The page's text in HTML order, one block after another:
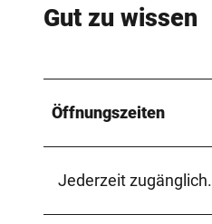
Gut zu wissen
Öffnungszeiten
Jederzeit zugänglich.